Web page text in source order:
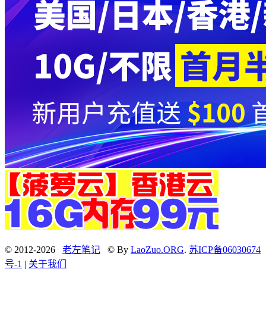
© 2012-2026 老左笔记 © By LaoZuo.ORG. 苏ICP备06030674
号-1 | 关于我们